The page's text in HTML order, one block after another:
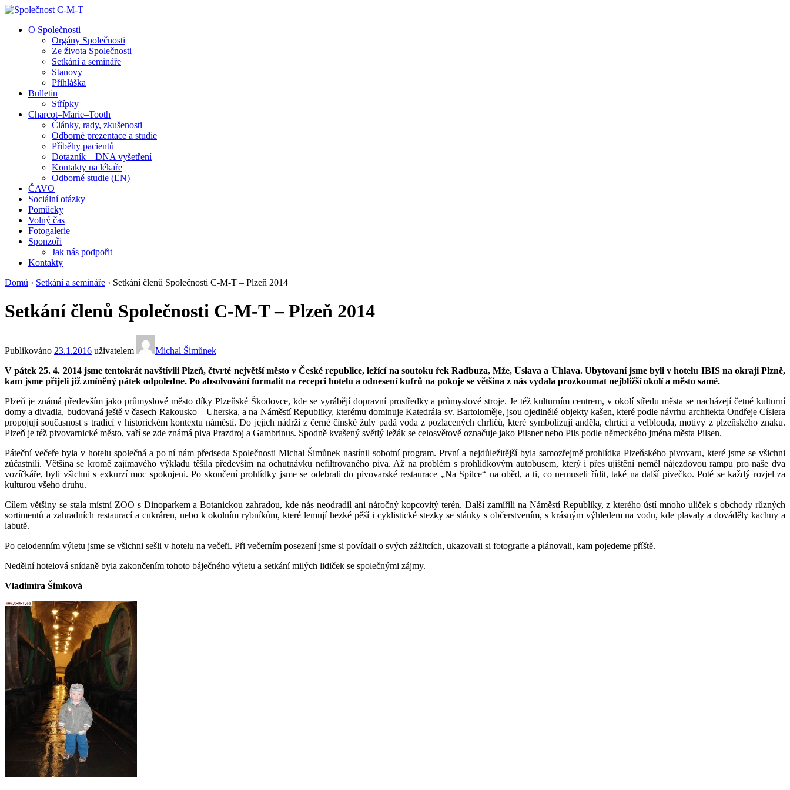
↓
O Společnosti
Orgány Společnosti
Ze života Společnosti
Setkání a semináře
Stanovy
Přihláška
Bulletin
Střípky
Charcot–Marie–Tooth
Články, rady, zkušenosti
Odborné prezentace a studie
Příběhy pacientů
Dotazník – DNA vyšetření
Kontakty na lékaře
Odborné studie (EN)
ČAVO
Sociální otázky
Pomůcky
Volný čas
Fotogalerie
Sponzoři
Jak nás podpořit
Kontakty
Domů › Setkání a semináře › Setkání členů Společnosti C-M-T – Plzeň 2014
Setkání členů Společnosti C-M-T – Plzeň 2014
Publikováno 23.1.2016 uživatelem
Michal Šimůnek
V pátek 25. 4. 2014 jsme tentokrát navštívili Plzeň, čtvrté největší město v České republice, ležící na soutoku řek Radbuza, Mže, Úslava a Úhlava. Ubytovaní jsme byli v hotelu IBIS na okraji Plzně,
kam jsme přijeli již zmíněný pátek odpoledne. Po absolvování formalit na recepci hotelu a odnesení kufrů na pokoje se většina z nás vydala prozkoumat nejbližší okolí a město samé.
Plzeň je známá především jako průmyslové město díky Plzeňské Škodovce, kde se vyrábějí dopravní prostředky a průmyslové stroje. Je též kulturním centrem, v okolí středu města se nacházejí četné kulturní
domy a divadla, budovaná ještě v časech Rakousko – Uherska, a na Náměstí Republiky, kterému dominuje Katedrála sv. Bartoloměje, jsou ojedinělé objekty kašen, které podle návrhu architekta Ondřeje Císlera
propojují současnost s tradicí v historickém kontextu náměstí. Do jejich nádrží z černé čínské žuly padá voda z pozlacených chrličů, které symbolizují anděla, chrtici a velblouda, motivy z plzeňského znaku.
Plzeň je též pivovarnické město, vaří se zde známá piva Prazdroj a Gambrinus. Spodně kvašený světlý ležák se celosvětově označuje jako Pilsner nebo Pils podle německého jména města Pilsen.
Páteční večeře byla v hotelu společná a po ní nám předseda Společnosti Michal Šimůnek nastínil sobotní program. První a nejdůležitější byla samozřejmě prohlídka Plzeňského pivovaru, které jsme se všichni
zúčastnili. Většina se kromě zajímavého výkladu těšila především na ochutnávku nefiltrovaného piva. Až na problém s prohlídkovým autobusem, který i přes ujištění neměl nájezdovou rampu pro naše dva
vozíčkáře, byli všichni s exkurzí moc spokojeni. Po skončení prohlídky jsme se odebrali do pivovarské restaurace „Na Spilce“ na oběd, a ti, co nemuseli řídit, také na další pivečko. Poté se každý rozjel za
kulturou všeho druhu.
Cílem většiny se stala místní ZOO s Dinoparkem a Botanickou zahradou, kde nás neodradil ani náročný kopcovitý terén. Další zamířili na Náměstí Republiky, z kterého ústí mnoho uliček s obchody různých
sortimentů a zahradních restaurací a cukráren, nebo k okolním rybníkům, které lemují hezké pěší i cyklistické stezky se stánky s občerstvením, s krásným výhledem na vodu, kde plavaly a dováděly kachny a
labutě.
Po celodenním výletu jsme se všichni sešli v hotelu na večeři. Při večerním posezení jsme si povídali o svých zážitcích, ukazovali si fotografie a plánovali, kam pojedeme příště.
Nedělní hotelová snídaně byla zakončením tohoto báječného výletu a setkání milých lidiček se společnými zájmy.
Vladimíra Šimková